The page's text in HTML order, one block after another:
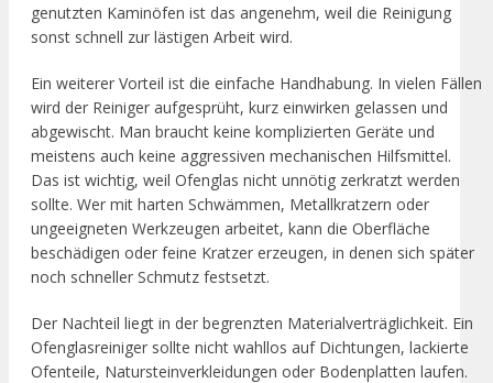
genutzten Kaminöfen ist das angenehm, weil die Reinigung
sonst schnell zur lästigen Arbeit wird.
Ein weiterer Vorteil ist die einfache Handhabung. In vielen Fällen
wird der Reiniger aufgesprüht, kurz einwirken gelassen und
abgewischt. Man braucht keine komplizierten Geräte und
meistens auch keine aggressiven mechanischen Hilfsmittel.
Das ist wichtig, weil Ofenglas nicht unnötig zerkratzt werden
sollte. Wer mit harten Schwämmen, Metallkratzern oder
ungeeigneten Werkzeugen arbeitet, kann die Oberfläche
beschädigen oder feine Kratzer erzeugen, in denen sich später
noch schneller Schmutz festsetzt.
Der Nachteil liegt in der begrenzten Materialverträglichkeit. Ein
Ofenglasreiniger sollte nicht wahllos auf Dichtungen, lackierte
Ofenteile, Natursteinverkleidungen oder Bodenplatten laufen.